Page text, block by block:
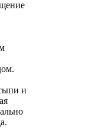
и